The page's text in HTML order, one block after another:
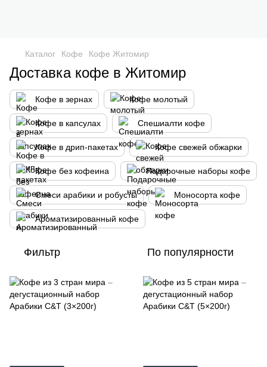
Каталог Кофе Кофе Житомир
Доставка кофе в Житомир
Кофе в зернах Кофе молотый
Кофе в капсулах Спешиалти кофе
Кофе в дрип-пакетах Кофе свежей обжарки
Кофе без кофеина Подарочные наборы кофе
Смеси арабики и робусты Моносорта кофе
Ароматизированный кофе
Фильтр По популярности